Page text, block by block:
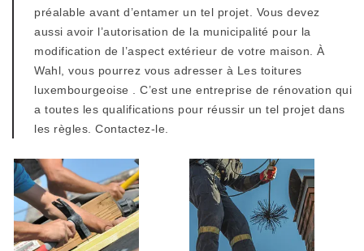
préalable avant d’entamer un tel projet. Vous devez
aussi avoir l’autorisation de la municipalité pour la
modification de l’aspect extérieur de votre maison. À
Wahl, vous pourrez vous adresser à Les toitures
luxembourgeoise . C’est une entreprise de rénovation qui
a toutes les qualifications pour réussir un tel projet dans
les règles. Contactez-le.